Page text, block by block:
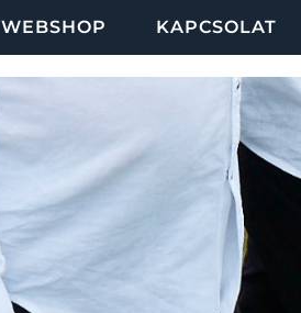
WEBSHOP KAPCSOLAT